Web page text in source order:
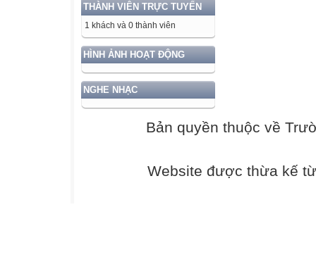
THÀNH VIÊN TRỰC TUYẾN
1 khách và 0 thành viên
HÌNH ẢNH HOẠT ĐỘNG
NGHE NHẠC
Bản quyền thuộc về
Website được thừa kế